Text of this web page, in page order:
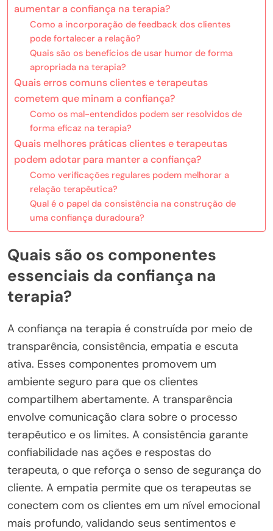
aumentar a confiança na terapia?
Como a incorporação de feedback dos clientes
pode fortalecer a relação?
Quais são os benefícios de usar humor de forma
apropriada na terapia?
Quais erros comuns clientes e terapeutas
cometem que minam a confiança?
Como os mal-entendidos podem ser resolvidos de
forma eficaz na terapia?
Quais melhores práticas clientes e terapeutas
podem adotar para manter a confiança?
Como verificações regulares podem melhorar a
relação terapêutica?
Qual é o papel da consistência na construção de
uma confiança duradoura?
Quais são os componentes
essenciais da confiança na
terapia?
A confiança na terapia é construída por meio de
transparência, consistência, empatia e escuta
ativa. Esses componentes promovem um
ambiente seguro para que os clientes
compartilhem abertamente. A transparência
envolve comunicação clara sobre o processo
terapêutico e os limites. A consistência garante
confiabilidade nas ações e respostas do
terapeuta, o que reforça o senso de segurança do
cliente. A empatia permite que os terapeutas se
conectem com os clientes em um nível emocional
mais profundo, validando seus sentimentos e